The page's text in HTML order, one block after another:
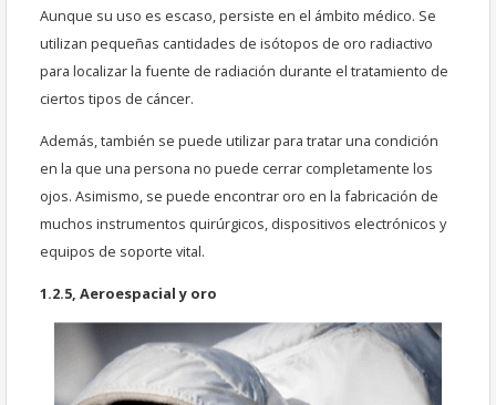
Aunque su uso es escaso, persiste en el ámbito médico. Se
utilizan pequeñas cantidades de isótopos de oro radiactivo
para localizar la fuente de radiación durante el tratamiento de
ciertos tipos de cáncer.
Además, también se puede utilizar para tratar una condición
en la que una persona no puede cerrar completamente los
ojos. Asimismo, se puede encontrar oro en la fabricación de
muchos instrumentos quirúrgicos, dispositivos electrónicos y
equipos de soporte vital.
1.2.5, Aeroespacial y oro